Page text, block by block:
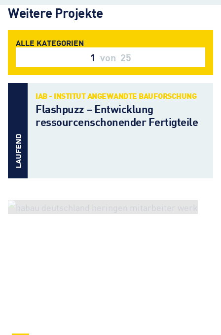
Weitere Projekte
1 von 25
IAB - INSTITUT ANGEWANDTE BAUFORSCHUNG
Flashpuzz – Entwicklung
ressourcenschonender Fertigteile
LAUFEND